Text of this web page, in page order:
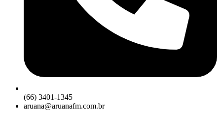
(66) 3401-1345
aruana@aruanafm.com.br